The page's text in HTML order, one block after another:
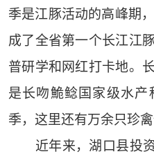
季是江豚活动的高峰期
成了全省第一个长江江
普研学和网红打卡地。
是长吻鮠鲶国家级水
季，这里还有万余只珍禽
近年来，湖口县投资